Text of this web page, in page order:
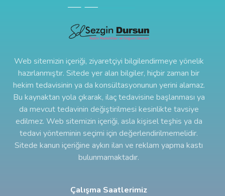
Web sitemizin içeriği, ziyaretçiyi bilgilendirmeye yönelik
hazırlanmıştır. Sitede yer alan bilgiler, hiçbir zaman bir
hekim tedavisinin ya da konsültasyonunun yerini alamaz.
Bu kaynaktan yola çıkarak, ilaç tedavisine başlanması ya
da mevcut tedavinin değiştirilmesi kesinlikte tavsiye
edilmez. Web sitemizin içeriği, asla kişisel teşhis ya da
tedavi yönteminin seçimi için değerlendirilmemelidir.
Sitede kanun içeriğine aykırı ilan ve reklam yapma kastı
bulunmamaktadır.
Çalışma Saatlerimiz